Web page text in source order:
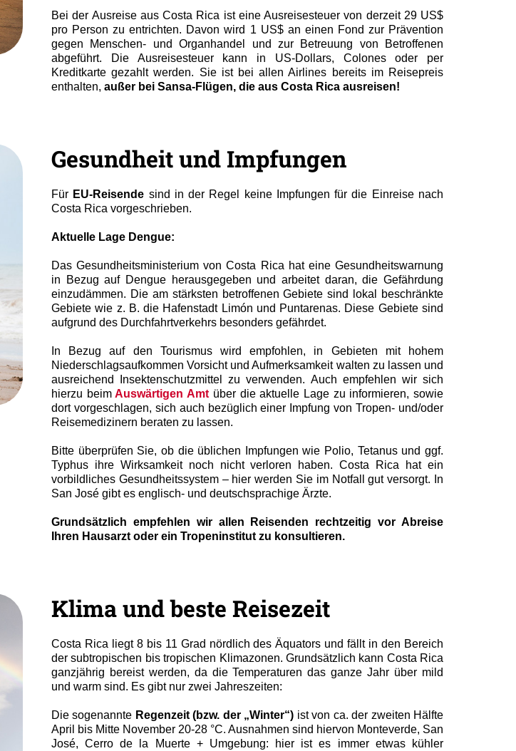
Bei der Ausreise aus Costa Rica ist eine Ausreisesteuer von derzeit 29 US$
pro Person zu entrichten. Davon wird 1 US$ an einen Fond zur Prävention
gegen Menschen- und Organhandel und zur Betreuung von Betroffenen
abgeführt. Die Ausreisesteuer kann in US-Dollars, Colones oder per
Kreditkarte gezahlt werden. Sie ist bei allen Airlines bereits im Reisepreis
enthalten, außer bei Sansa-Flügen, die aus Costa Rica ausreisen!
Gesundheit und Impfungen
Für EU-Reisende sind in der Regel keine Impfungen für die Einreise nach
Costa Rica vorgeschrieben.
Aktuelle Lage Dengue:
Das Gesundheitsministerium von Costa Rica hat eine Gesundheitswarnung
in Bezug auf Dengue herausgegeben und arbeitet daran, die Gefährdung
einzudämmen. Die am stärksten betroffenen Gebiete sind lokal beschränkte
Gebiete wie z. B. die Hafenstadt Limón und Puntarenas. Diese Gebiete sind
aufgrund des Durchfahrtverkehrs besonders gefährdet.
In Bezug auf den Tourismus wird empfohlen, in Gebieten mit hohem
Niederschlagsaufkommen Vorsicht und Aufmerksamkeit walten zu lassen und
ausreichend Insektenschutzmittel zu verwenden. Auch empfehlen wir sich
hierzu beim Auswärtigen Amt über die aktuelle Lage zu informieren, sowie
dort vorgeschlagen, sich auch bezüglich einer Impfung von Tropen- und/oder
Reisemedizinern beraten zu lassen.
Bitte überprüfen Sie, ob die üblichen Impfungen wie Polio, Tetanus und ggf.
Typhus ihre Wirksamkeit noch nicht verloren haben. Costa Rica hat ein
vorbildliches Gesundheitssystem – hier werden Sie im Notfall gut versorgt. In
San José gibt es englisch- und deutschsprachige Ärzte.
Grundsätzlich empfehlen wir allen Reisenden rechtzeitig vor Abreise
Ihren Hausarzt oder ein Tropeninstitut zu konsultieren.
Klima und beste Reisezeit
Costa Rica liegt 8 bis 11 Grad nördlich des Äquators und fällt in den Bereich
der subtropischen bis tropischen Klimazonen. Grundsätzlich kann Costa Rica
ganzjährig bereist werden, da die Temperaturen das ganze Jahr über mild
und warm sind. Es gibt nur zwei Jahreszeiten:
Die sogenannte Regenzeit (bzw. der „Winter“) ist von ca. der zweiten Hälfte
April bis Mitte November 20-28 °C. Ausnahmen sind hiervon Monteverde, San
José, Cerro de la Muerte + Umgebung: hier ist es immer etwas kühler